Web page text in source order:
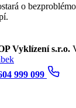
o
Vyklízení s.r.o.
999 099